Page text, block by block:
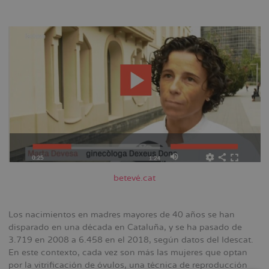
navegación
betevé.cat
Los nacimientos en madres mayores de 40 años se han
disparado en una década en Cataluña, y se ha pasado de
3.719 en 2008 a 6.458 en el 2018, según datos del Idescat.
En este contexto, cada vez son más las mujeres que optan
por la vitrificación de óvulos, una técnica de reproducción